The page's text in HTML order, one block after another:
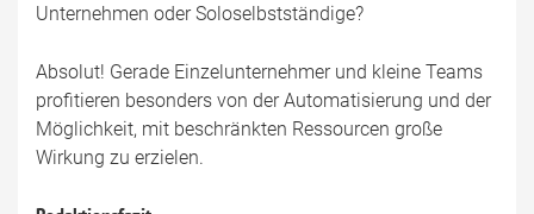
Unternehmen oder Soloselbstständige?
Absolut! Gerade Einzelunternehmer und kleine Teams
profitieren besonders von der Automatisierung und der
Möglichkeit, mit beschränkten Ressourcen große
Wirkung zu erzielen.